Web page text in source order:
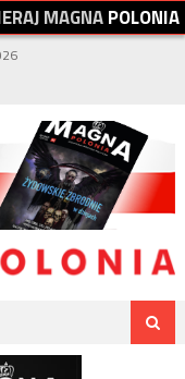
ERAJMAGNAPOLONIA